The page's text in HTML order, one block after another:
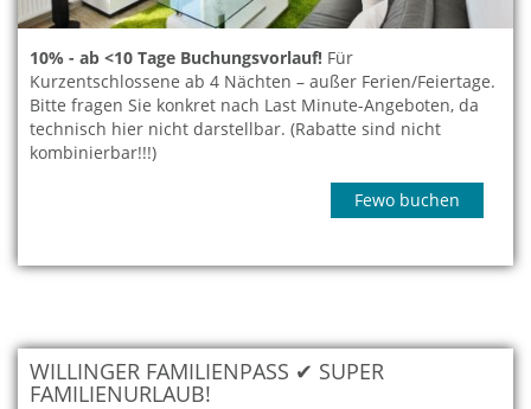
10% - ab <10 Tage Buchungsvorlauf! Für
Kurzentschlossene ab 4 Nächten – außer Ferien/Feiertage.
Bitte fragen Sie konkret nach Last Minute-Angeboten, da
technisch hier nicht darstellbar. (Rabatte sind nicht
kombinierbar!!!)
Fewo buchen
WILLINGER FAMILIENPASS ✔ SUPER
FAMILIENURLAUB!